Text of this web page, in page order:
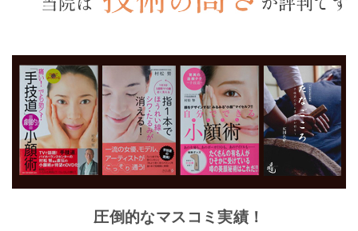
圧倒的なマスコミ実績！